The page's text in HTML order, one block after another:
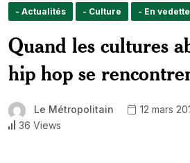
- Actualités - Culture - En vedette
Quand les cultures
hip hop se
Le Métropolitain 12 mars
36 Views